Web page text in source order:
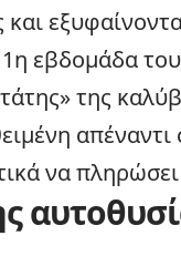
εβδομάδα
της
να